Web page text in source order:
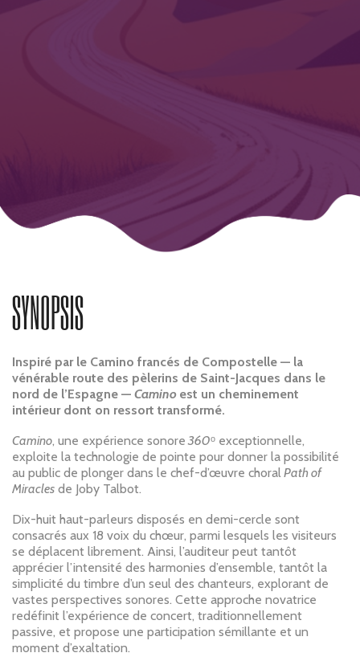
SYNOPSIS
Inspiré par le Camino francés de Compostelle — la
vénérable route des pèlerins de Saint-Jacques dans le
nord de l’Espagne — Camino est un cheminement
intérieur dont on ressort transformé.
Camino, une expérience sonore360ᵒ exceptionnelle,
exploite la technologie de pointe pour donner la possibilité
au public de plonger dans le chef-d’œuvre choralPath of
Miracles de Joby Talbot.
Dix-huit haut-parleurs disposés en demi-cercle sont
consacrés aux 18 voix du chœur, parmi lesquels les visiteurs
se déplacent librement. Ainsi, l’auditeur peut tantôt
apprécier l’intensité des harmonies d’ensemble, tantôt la
simplicité du timbre d’un seul des chanteurs, explorant de
vastes perspectives sonores. Cette approche novatrice
redéfinit l’expérience de concert, traditionnellement
passive, et propose une participation sémillante et un
moment d’exaltation.